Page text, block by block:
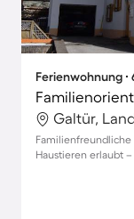
Ferienwohnung ∙
Galtür,
Haustieren erlaubt